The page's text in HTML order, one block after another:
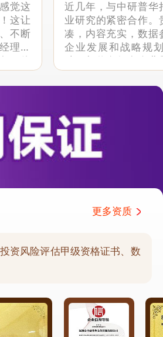
觉这
这让
不断
理沟
能在
近几年，与中研普华
业研究的紧密合作。
凑，内容充实，数据
企业发展和战略规
分析公司协助和支持
户报告需求的延伸服
更多资质
资风险评估甲级资格证书、数